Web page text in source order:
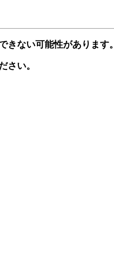
きない可能性があります。
さい。